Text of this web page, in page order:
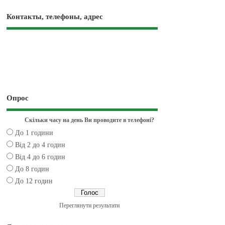
Контакты, телефоны, адрес
Опрос
Скільки часу на день Ви проводите в телефоні?
До 1 години
Від 2 до 4 годин
Від 4 до 6 годин
До 8 годин
До 12 годин
Переглянути результати